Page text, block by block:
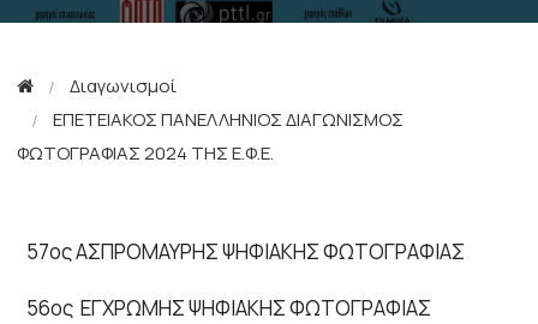
FORUM
Εκδόσεις ΕΦΕ
Διαγωνισμοί
ΕΠΕΤΕΙΑΚΟΣ ΠΑΝΕΛΛΗΝΙΟΣ ΔΙΑΓΩΝΙΣΜΟΣ
ΦΩΤΟΓΡΑΦΙΑΣ 2024 ΤΗΣ Ε.Φ.Ε.
57ος ΑΣΠΡΟΜΑΥΡΗΣ ΨΗΦΙΑΚΗΣ ΦΩΤΟΓΡΑΦΙΑΣ
56ος ΕΓΧΡΩΜΗΣ ΨΗΦΙΑΚΗΣ ΦΩΤΟΓΡΑΦΙΑΣ